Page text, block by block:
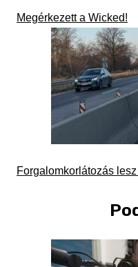
Megérkezett a Wicked!
Forgalomkorlátozás